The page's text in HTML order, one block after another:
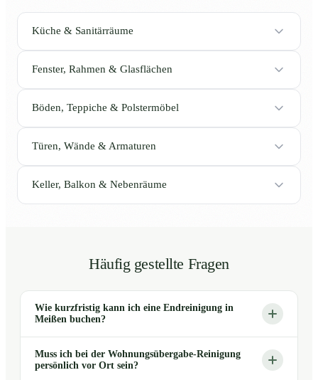
Küche & Sanitärräume
Fenster, Rahmen & Glasflächen
Böden, Teppiche & Polstermöbel
Türen, Wände & Armaturen
Keller, Balkon & Nebenräume
Häufig gestellte Fragen
Wie kurzfristig kann ich eine Endreinigung in
Meißen buchen?
Muss ich bei der Wohnungsübergabe-Reinigung
persönlich vor Ort sein?